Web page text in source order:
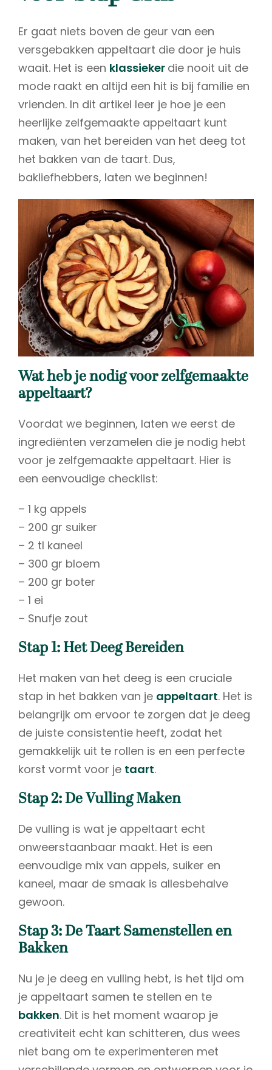
Er gaat niets boven de geur van een
versgebakken appeltaart die door je huis
waait. Het is een klassieker die nooit uit de
mode raakt en altijd een hit is bij familie en
vrienden. In dit artikel leer je hoe je een
heerlijke zelfgemaakte appeltaart kunt
maken, van het bereiden van het deeg tot
het bakken van de taart. Dus,
bakliefhebbers, laten we beginnen!
Wat heb je nodig voor zelfgemaakte
appeltaart?
Voordat we beginnen, laten we eerst de
ingrediënten verzamelen die je nodig hebt
voor je zelfgemaakte appeltaart. Hier is
een eenvoudige checklist:
– 1 kg appels
– 200 gr suiker
– 2 tl kaneel
– 300 gr bloem
– 200 gr boter
– 1 ei
– Snufje zout
Stap 1: Het Deeg Bereiden
Het maken van het deeg is een cruciale
stap in het bakken van je appeltaart. Het is
belangrijk om ervoor te zorgen dat je deeg
de juiste consistentie heeft, zodat het
gemakkelijk uit te rollen is en een perfecte
korst vormt voor je taart.
Stap 2: De Vulling Maken
De vulling is wat je appeltaart echt
onweerstaanbaar maakt. Het is een
eenvoudige mix van appels, suiker en
kaneel, maar de smaak is allesbehalve
gewoon.
Stap 3: De Taart Samenstellen en
Bakken
Nu je je deeg en vulling hebt, is het tijd om
je appeltaart samen te stellen en te
bakken. Dit is het moment waarop je
creativiteit echt kan schitteren, dus wees
niet bang om te experimenteren met